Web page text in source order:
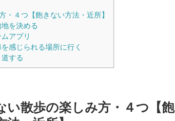
・４つ【飽きない方法・近所】
を決める
アプリ
感じられる場所に行く
する
い散歩の楽しみ方・４つ【飽